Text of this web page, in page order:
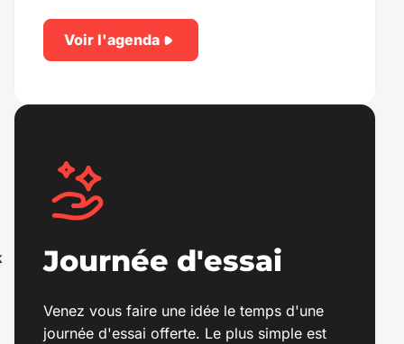
Voir l'agenda
Journée d'essai
Venez vous faire une idée le temps d'une
journée d'essai offerte. Le plus simple est